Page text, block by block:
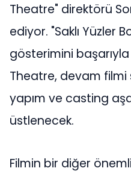
Theatre" direktörü
ediyor. "Saklı Yüzler
gösterimini
Theatre, devam filmi
yapım ve casting
üstlenecek.
Filmin bir diğer